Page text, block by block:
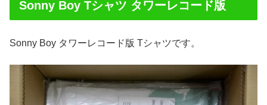
Sonny Boy Tシャツ タワーレコード版
Sonny Boy タワーレコード版 Tシャツです。